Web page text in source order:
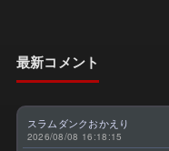
最新コメント
スラムダンクおかえり
2026/08/08 16:18:15